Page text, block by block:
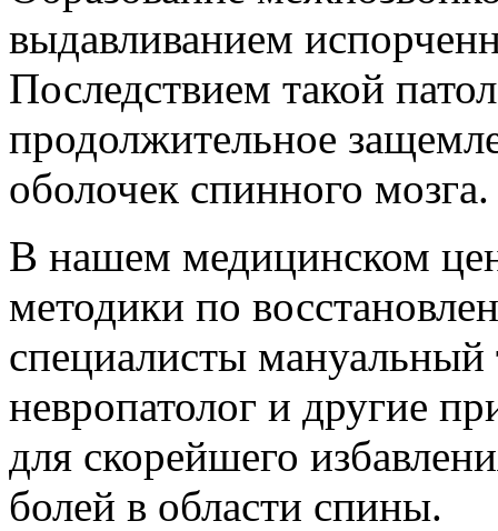
выдавливанием
Последствием такой
продолжительное
оболочек спинного мозга.
В нашем медицинском
методики по
специалисты мануальный
невропатолог и другие
для скорейшего
болей в области спины.